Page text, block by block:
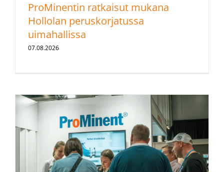
ProMinentin ratkaisut mukana
Hollolan peruskorjatussa
uimahallissa
07.08.2026